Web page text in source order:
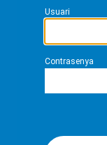
Usuari
Contrasenya